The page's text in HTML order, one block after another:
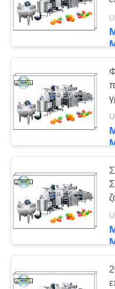
ΠΟΙΟΤΙΚΌΣ
ΈΛΕΓΧΟΣ
ΜΑΣ
ΕΛΆΤΕ
ΣΕ
ΕΠΑΦΉ
ΖΗΤΉΣΤΕ
ΈΝΑ
ΑΠΌΣΠΑΣΜΑ
ΕΙΔΉΣΕΙΣ
Σκληρή